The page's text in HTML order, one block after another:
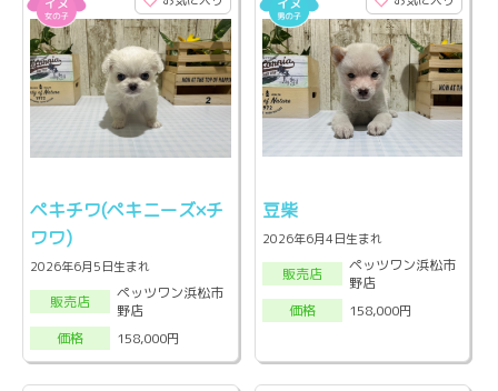
ペキチワ(ペキニーズ×チ
ワワ)
2026年6月5日生まれ
販売店
ペッツワン浜松市
野店
価格
158,000円
豆柴
2026年6月4日生まれ
販売店
ペッツワン浜松市
野店
価格
158,000円